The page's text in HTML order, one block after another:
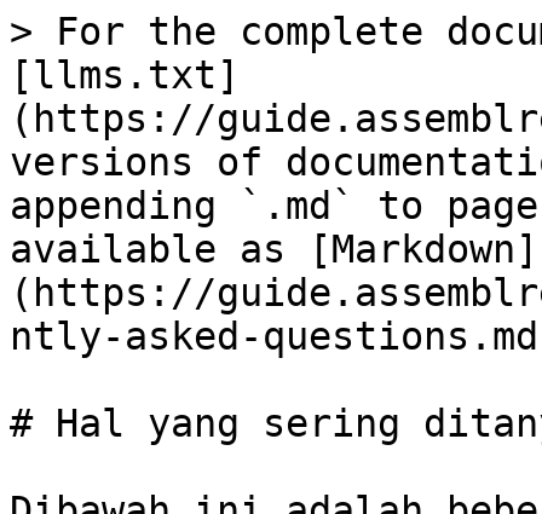
> For the complete
[llms.txt]
(https://
versions of
appending `.md` to
available as [Markdown]
(https://
ntly-asked-
# Hal yang sering